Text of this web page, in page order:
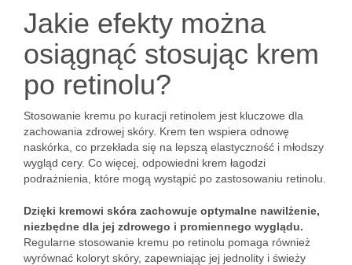
Jakie efekty można
osiągnąć stosując krem
po retinolu?
Stosowanie kremu po kuracji retinolem jest kluczowe dla
zachowania zdrowej skóry. Krem ten wspiera odnowę
naskórka, co przekłada się na lepszą elastyczność i młodszy
wygląd cery. Co więcej, odpowiedni krem łagodzi
podrażnienia, które mogą wystąpić po zastosowaniu retinolu.
Dzięki kremowi skóra zachowuje optymalne nawilżenie,
niezbędne dla jej zdrowego i promiennego wyglądu.
Regularne stosowanie kremu po retinolu pomaga również
wyrównać koloryt skóry, zapewniając jej jednolity i świeży